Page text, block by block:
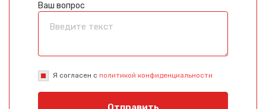
Ваш вопрос
Я согласен с политикой конфиденциальности